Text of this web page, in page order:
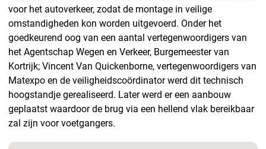
voor het autoverkeer, zodat de montage in veilige
omstandigheden kon worden uitgevoerd. Onder het
goedkeurend oog van een aantal vertegenwoordigers van
het Agentschap Wegen en Verkeer, Burgemeester van
Kortrijk; Vincent Van Quickenborne, vertegenwoordigers van
Matexpo en de veiligheidscoördinator werd dit technisch
hoogstandje gerealiseerd. Later werd er een aanbouw
geplaatst waardoor de brug via een hellend vlak bereikbaar
zal zijn voor voetgangers.